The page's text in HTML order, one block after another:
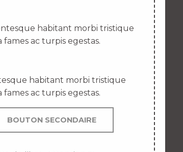
habitant morbi tristique
ac turpis egestas.
habitant morbi tristique
ac turpis egestas.
BOUTON SECONDAIRE